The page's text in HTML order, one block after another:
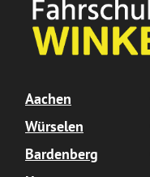
Aachen
Würselen
Bardenberg